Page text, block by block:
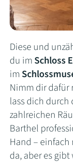
Diese und
du im Schloss
im
Nimm dir dafür
lass dich durch
zahlreichen
Barthel
Hand –
da, aber es